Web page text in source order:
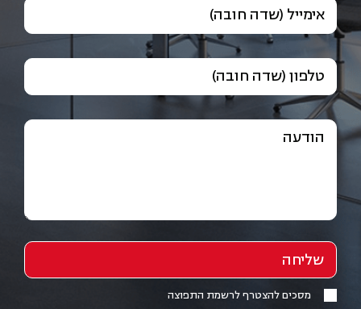
אימייל (שדה חובה)
טלפון (שדה חובה)
הודעה
מסכים להצטרף לרשמת התפוצה